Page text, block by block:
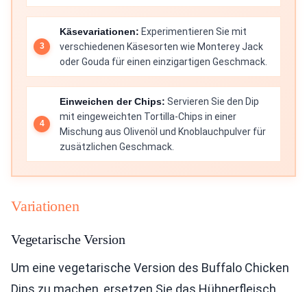
Käsevariationen: Experimentieren Sie mit
verschiedenen Käsesorten wie Monterey Jack
oder Gouda für einen einzigartigen Geschmack.
Einweichen der Chips: Servieren Sie den Dip
mit eingeweichten Tortilla-Chips in einer
Mischung aus Olivenöl und Knoblauchpulver für
zusätzlichen Geschmack.
Variationen
Vegetarische Version
Um eine vegetarische Version des Buffalo Chicken
Dips zu machen, ersetzen Sie das Hühnerfleisch.